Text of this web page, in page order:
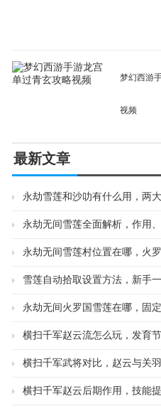
梦幻西游
视频
最新文章
永劫雪莲和沙叻有什么用，两
永劫无间雪莲全面解析，作用
雪莲自动拾取设置方法，新手
横扫千军武将对比，赵云与关
横扫千军赵云后期作用，技能